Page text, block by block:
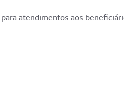
atendimentos aos